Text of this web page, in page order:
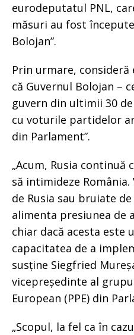
eurodeputatul PNL,
măsuri au fost
Bolojan”.
Prin urmare, consideră
că Guvernul Bolojan –
guvern din ultimii 30
cu voturile partidelor
din Parlament”.
„Acum, Rusia continuă
să intimideze
de Rusia sau bruiate
alimenta presiunea de
chiar dacă acesta este
capacitatea de a
susține Siegfried
vicepreședinte al
European (PPE) din
„Scopul, la fel ca în